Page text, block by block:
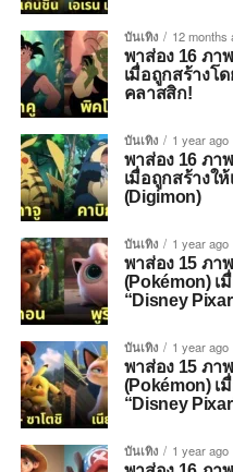
บันเทิง 12 months
พาส่อง 16 ภา
เมื่อถูกสร้างโ
คลาสสิก!
บันเทิง 1 year ago
พาส่อง 16 ภา
เมื่อถูกสร้างใ
(Digimon)
บันเทิง 1 year ago
พาส่อง 15 ภา
(Pokémon) เ
“Disney
บันเทิง 1 year ago
พาส่อง 15 ภา
(Pokémon) เ
“Disney
บันเทิง 1 year ago